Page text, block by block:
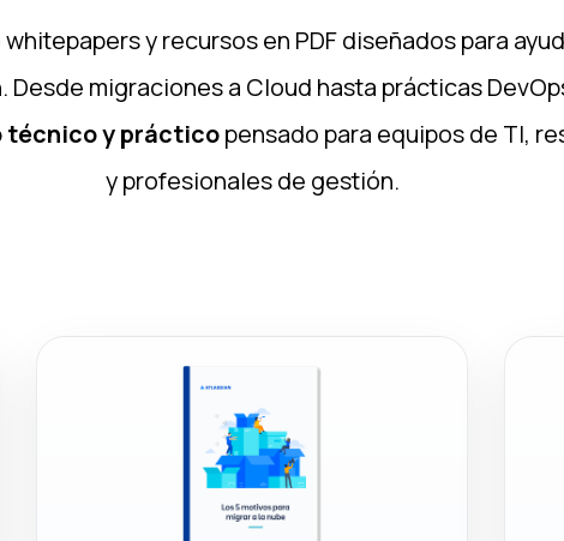
y recursos en PDF diseñados para
. Desde migraciones a Cloud hasta prácticas
técnico y prácticopensado para equipos de TI,
y profesionales de gestión.